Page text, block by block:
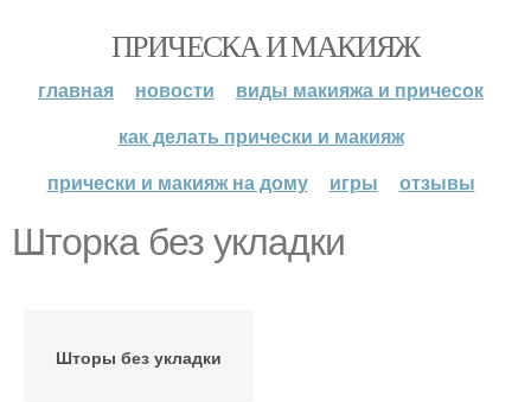
ПРИЧЕСКА И МАКИЯЖ
главная новости
виды макияжа и причесок
как делать прически и макияж
прически и макияж на дому
игры отзывы
Шторка без укладки
Шторы без укладки